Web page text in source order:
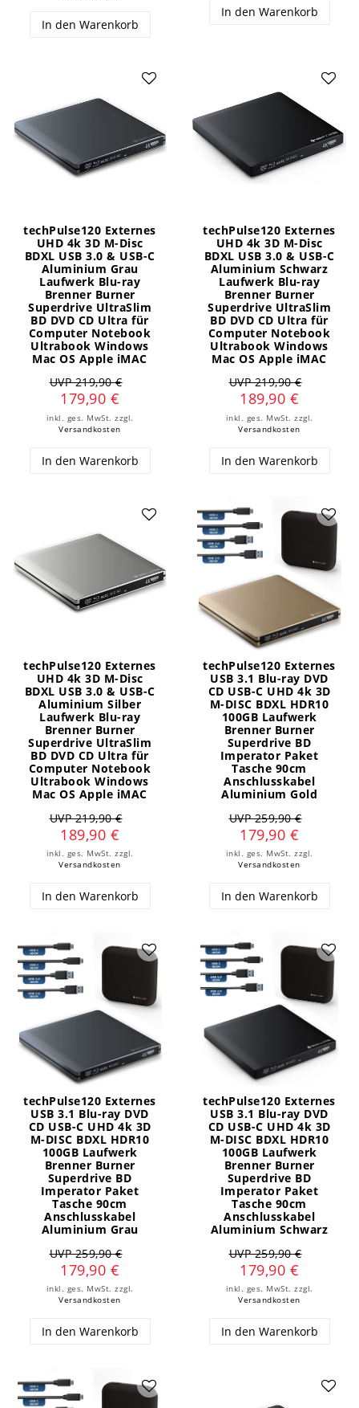
In den Warenkorb
In den Warenkorb
techPulse120 Externes
UHD 4k 3D M-Disc
BDXL USB 3.0 & USB-C
Aluminium Grau
Laufwerk Blu-ray
Brenner Burner
Superdrive UltraSlim
BD DVD CD Ultra für
Computer Notebook
Ultrabook Windows
Mac OS Apple iMAC
UVP 219,90 €
179,90 €
inkl. ges. MwSt. zzgl.
Versandkosten
In den Warenkorb
techPulse120 Externes
UHD 4k 3D M-Disc
BDXL USB 3.0 & USB-C
Aluminium Schwarz
Laufwerk Blu-ray
Brenner Burner
Superdrive UltraSlim
BD DVD CD Ultra für
Computer Notebook
Ultrabook Windows
Mac OS Apple iMAC
UVP 219,90 €
189,90 €
inkl. ges. MwSt. zzgl.
Versandkosten
In den Warenkorb
techPulse120 Externes
UHD 4k 3D M-Disc
BDXL USB 3.0 & USB-C
Aluminium Silber
Laufwerk Blu-ray
Brenner Burner
Superdrive UltraSlim
BD DVD CD Ultra für
Computer Notebook
Ultrabook Windows
Mac OS Apple iMAC
UVP 219,90 €
189,90 €
inkl. ges. MwSt. zzgl.
Versandkosten
In den Warenkorb
techPulse120 Externes
USB 3.1 Blu-ray DVD
CD USB-C UHD 4k 3D
M-DISC BDXL HDR10
100GB Laufwerk
Brenner Burner
Superdrive BD
Imperator Paket
Tasche 90cm
Anschlusskabel
Aluminium Gold
UVP 259,90 €
179,90 €
inkl. ges. MwSt. zzgl.
Versandkosten
In den Warenkorb
techPulse120 Externes
USB 3.1 Blu-ray DVD
CD USB-C UHD 4k 3D
M-DISC BDXL HDR10
100GB Laufwerk
Brenner Burner
Superdrive BD
Imperator Paket
Tasche 90cm
Anschlusskabel
Aluminium Grau
UVP 259,90 €
179,90 €
inkl. ges. MwSt. zzgl.
Versandkosten
In den Warenkorb
techPulse120 Externes
USB 3.1 Blu-ray DVD
CD USB-C UHD 4k 3D
M-DISC BDXL HDR10
100GB Laufwerk
Brenner Burner
Superdrive BD
Imperator Paket
Tasche 90cm
Anschlusskabel
Aluminium Schwarz
UVP 259,90 €
179,90 €
inkl. ges. MwSt. zzgl.
Versandkosten
In den Warenkorb